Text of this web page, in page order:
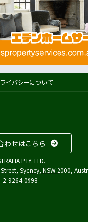
イバシーについて
わせはこちら
PTY. LTD.
Sydney, NSW 2000,
2-9264-0998